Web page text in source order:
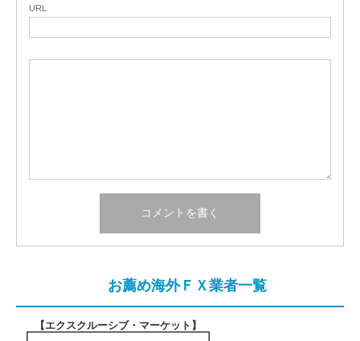
URL
お薦め海外ＦＸ業者一覧
【エクスクルーシブ・マーケット 】